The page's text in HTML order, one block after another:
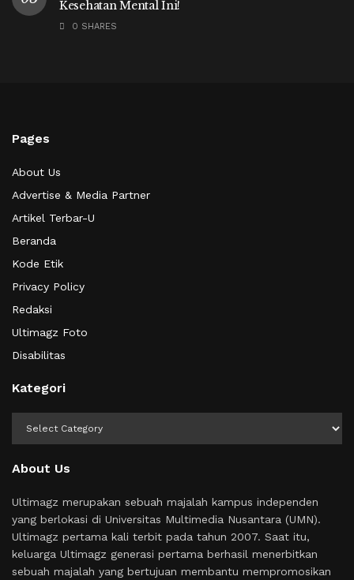
Kesehatan Mental Ini!
0 SHARES
Pages
About Us
Advertise & Media Partner
Artikel Terbar-U
Beranda
Kode Etik
Privacy Policy
Redaksi
Ultimagz Foto
Disabilitas
Kategori
About Us
Ultimagz merupakan sebuah majalah kampus independen
yang berlokasi di Universitas Multimedia Nusantara (UMN).
Ultimagz pertama kali terbit pada tahun 2007. Saat itu,
keluarga Ultimagz generasi pertama berhasil menerbitkan
sebuah majalah yang bertujuan membantu mempromosikan